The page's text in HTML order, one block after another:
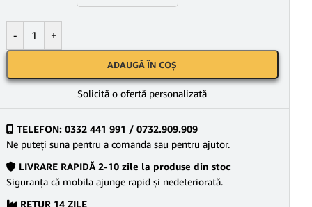
- +
ADAUGĂ ÎN COȘ
Solicită o ofertă personalizată
TELEFON: 0332 441 991 / 0732.909.909
Ne puteţi suna pentru a comanda sau pentru ajutor.
LIVRARE RAPIDĂ 2-10 zile la produse din stoc
Siguranţa că mobila ajunge rapid şi nedeteriorată.
RETUR 14 ZILE